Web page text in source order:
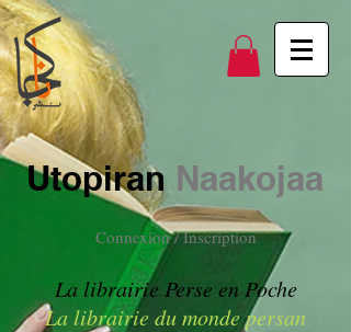
Utopiran Naakojaa
Connexion / Inscription
La librairie Perse en Poche
La librairie du monde persan